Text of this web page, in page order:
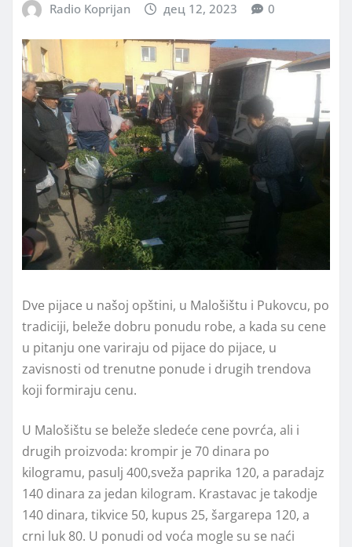
Radio Koprijan дец 12, 2023 0
Dve pijace u našoj opštini, u Malošištu i Pukovcu, po
tradiciji, beleže dobru ponudu robe, a kada su cene
u pitanju one variraju od pijace do pijace, u
zavisnosti od trenutne ponude i drugih trendova
koji formiraju cenu.
U Malošištu se beleže sledeće cene povrća, ali i
drugih proizvoda: krompir je 70 dinara po
kilogramu, pasulj 400,sveža paprika 120, a paradajz
140 dinara za jedan kilogram. Krastavac je takodje
140 dinara, tikvice 50, kupus 25, šargarepa 120, a
crni luk 80. U ponudi od voća mogle su se naći